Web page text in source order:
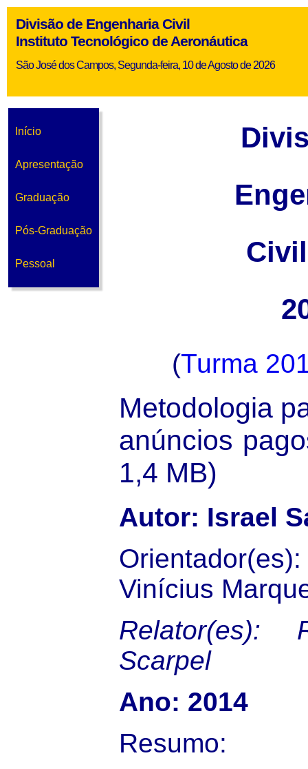
Divisão de Engenharia Civil
Instituto Tecnológico de Aeronáutica
São José dos Campos, Segunda-feira, 10 de Agosto de 2026
Início
Apresentação
Graduação
Pós-Graduação
Pessoal
(Turma
Metodologia
anúncios
1,4 MB)
Autor: Israel
Vinícius
Relator(es):
Scarpel
Ano: 2014
Resumo: